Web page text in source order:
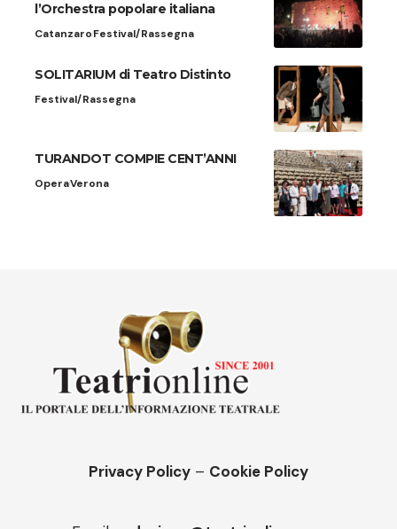
l’Orchestra popolare italiana
CatanzaroFestival/Rassegna
SOLITARIUM di Teatro Distinto
Festival/Rassegna
TURANDOT COMPIE CENT’ANNI
OperaVerona
Privacy Policy – Cookie Policy